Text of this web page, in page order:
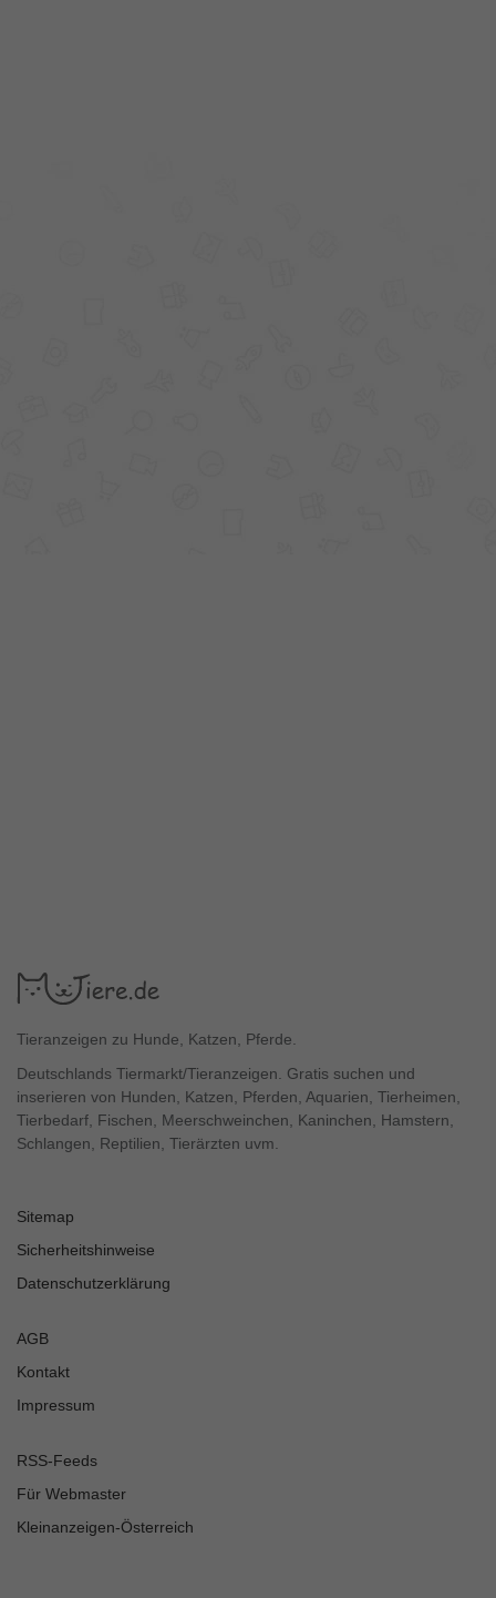
Tieranzeigen zu Hunde, Katzen, Pferde.
Deutschlands Tiermarkt/Tieranzeigen. Gratis suchen und
inserieren von Hunden, Katzen, Pferden, Aquarien, Tierheimen,
Tierbedarf, Fischen, Meerschweinchen, Kaninchen, Hamstern,
Schlangen, Reptilien, Tierärzten uvm.
Sitemap
Sicherheitshinweise
Datenschutzerklärung
AGB
Kontakt
Impressum
RSS-Feeds
Für Webmaster
Kleinanzeigen-Österreich